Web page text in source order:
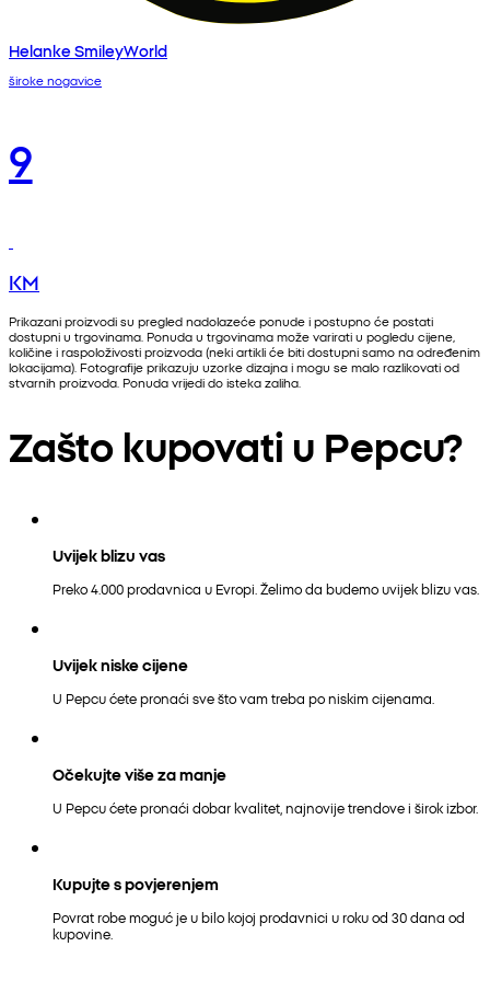
Helanke SmileyWorld
široke nogavice
9
KM
Prikazani proizvodi su pregled nadolazeće ponude i postupno će postati
dostupni u trgovinama. Ponuda u trgovinama može varirati u pogledu cijene,
količine i raspoloživosti proizvoda (neki artikli će biti dostupni samo na određenim
lokacijama). Fotografije prikazuju uzorke dizajna i mogu se malo razlikovati od
stvarnih proizvoda. Ponuda vrijedi do isteka zaliha.
Zašto kupovati u Pepcu?
Uvijek blizu vas
Preko 4.000 prodavnica u Evropi. Želimo da budemo uvijek blizu vas.
Uvijek niske cijene
U Pepcu ćete pronaći sve što vam treba po niskim cijenama.
Očekujte više za manje
U Pepcu ćete pronaći dobar kvalitet, najnovije trendove i širok izbor.
Kupujte s povjerenjem
Povrat robe moguć je u bilo kojoj prodavnici u roku od 30 dana od
kupovine.